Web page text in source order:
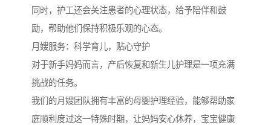
同时，护工还会关注患者的心理状态，给予陪伴和鼓
励，帮助他们保持积极乐观的心态。
月嫂服务：科学育儿，贴心守护
对于新手妈妈而言，产后恢复和新生儿护理是一项充满
挑战的任务。
我们的月嫂团队拥有丰富的母婴护理经验，能够帮助家
庭顺利度过这一特殊时期，让妈妈安心休养，宝宝健康